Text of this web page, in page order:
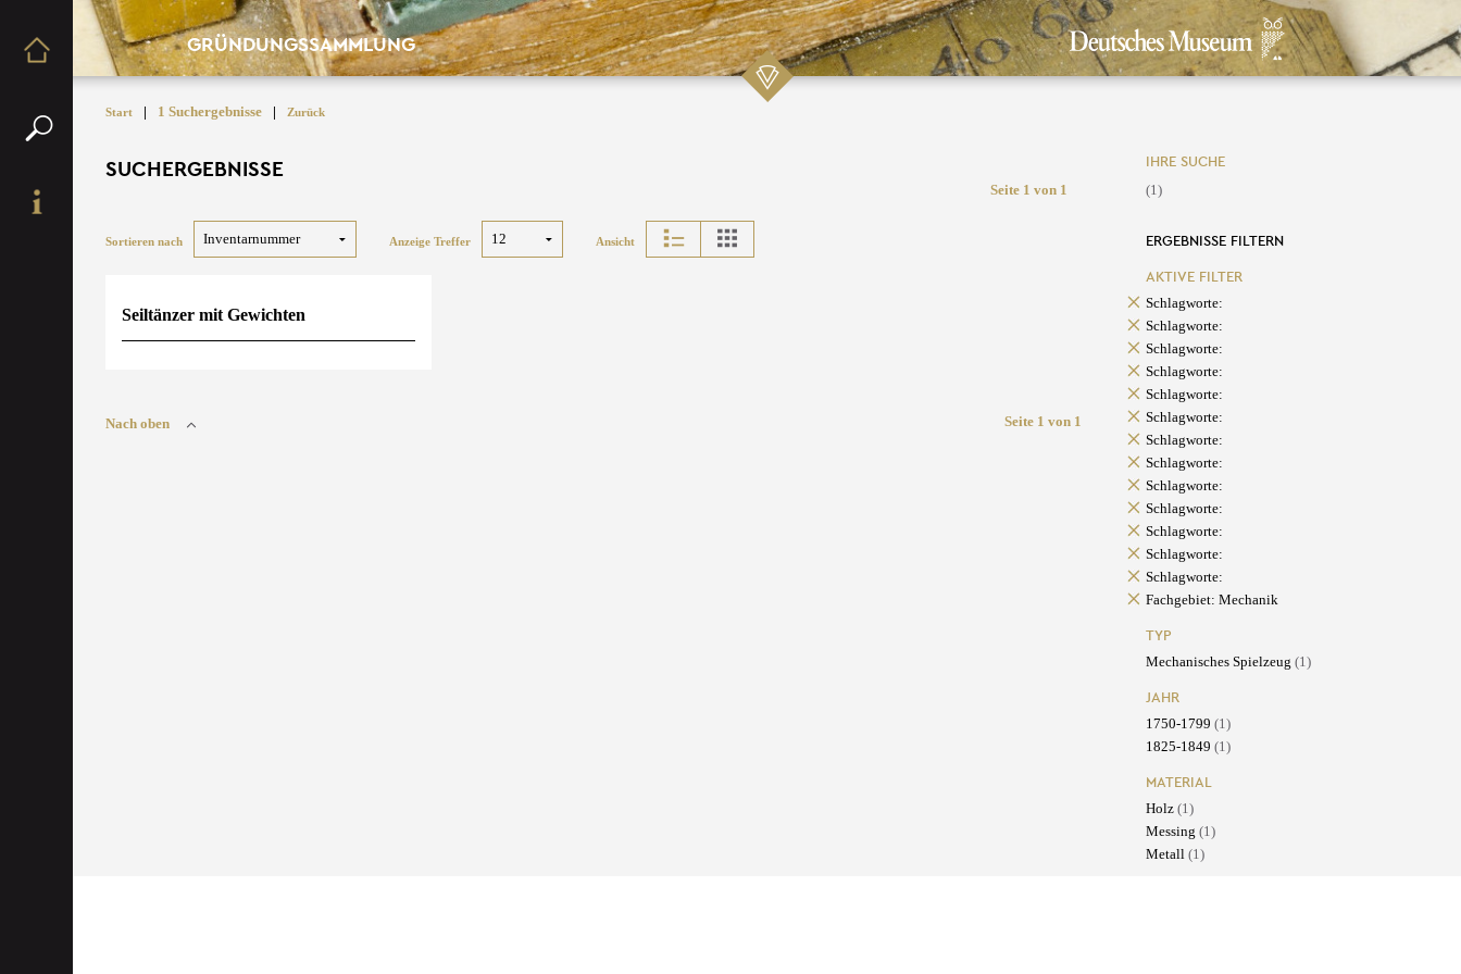
GRÜNDUNGSSAMMLUNG
Start | 1 Suchergebnisse | Zurück
SUCHERGEBNISSE
Seite 1 von 1
Sortieren nach Anzeige Treffer Ansicht
Seiltänzer mit Gewichten
Nach oben Seite 1 von 1
IHRE SUCHE
(1)
ERGEBNISSE FILTERN
AKTIVE FILTER
Schlagworte:
Schlagworte:
Schlagworte:
Schlagworte:
Schlagworte:
Schlagworte:
Schlagworte:
Schlagworte:
Schlagworte:
Schlagworte:
Schlagworte:
Schlagworte:
Schlagworte:
Fachgebiet: Mechanik
TYP
Mechanisches Spielzeug (1)
JAHR
1750-1799 (1)
1825-1849 (1)
MATERIAL
Holz (1)
Messing (1)
Metall (1)